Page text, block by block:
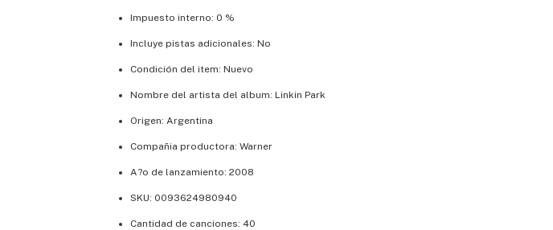
Impuesto interno: 0 %
Incluye pistas adicionales: No
Condición del item: Nuevo
Nombre del artista del album: Linkin Park
Origen: Argentina
Compañia productora: Warner
A?o de lanzamiento: 2008
SKU: 0093624980940
Cantidad de canciones: 40